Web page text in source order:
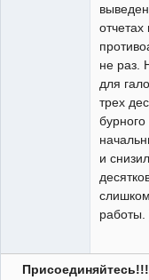
отчетах
не раз.
для
трех
и
работы.